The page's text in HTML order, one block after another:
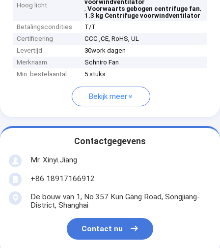
Hoog licht
voorwindventilator
,Voorwaarts gebogen centrifuge fan,
1.3 kg Centrifuge voorwindventilator
Betalingscondities
T/T
Certificering
CCC ,CE, RoHS, UL
Levertijd
30work dagen
Merknaam
Schniro Fan
Min. bestelaantal
5 stuks
Bekijk meer
Contactgegevens
Mr. Xinyi.Jiang
+86 18917166912
De bouw van 1, No.357 Kun Gang Road, Songjiang-
District, Shanghai
Contact nu